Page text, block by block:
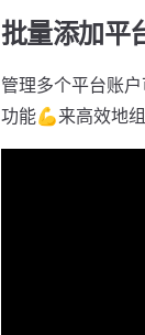
批量添加平
管理多个平台账
功能💪来高效地